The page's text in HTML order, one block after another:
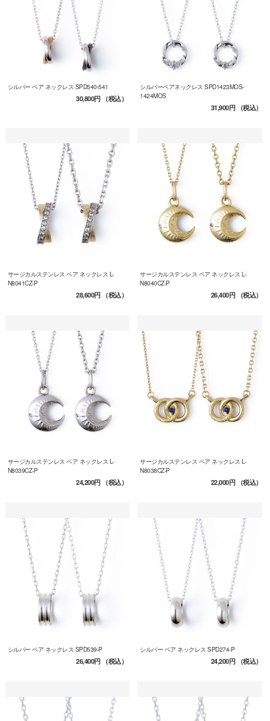
シルバー ペア ネックレス SPD540-541
30,800円（税込）
シルバーペアネックレス SPD1423MOS-
1424MOS
31,900円（税込）
サージカルステンレス ペア ネックレス L-
N8041CZ-P
28,600円（税込）
サージカルステンレス ペア ネックレス L-
N8040CZ-P
26,400円（税込）
サージカルステンレス ペア ネックレス L-
N8039CZ-P
24,200円（税込）
サージカルステンレス ペア ネックレス L-
N8038CZ-P
22,000円（税込）
シルバー ペア ネックレス SPD539-P
26,400円（税込）
シルバー ペア ネックレス SPD274-P
24,200円（税込）